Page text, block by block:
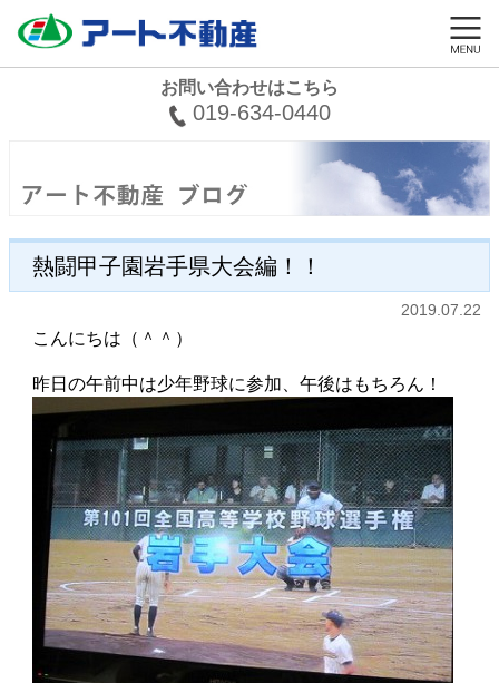
お問い合わせはこちら
019-634-0440
熱闘甲子園岩手県大会編！！
2019.07.22
こんにちは（＾＾）
昨日の午前中は少年野球に参加、午後はもちろん！